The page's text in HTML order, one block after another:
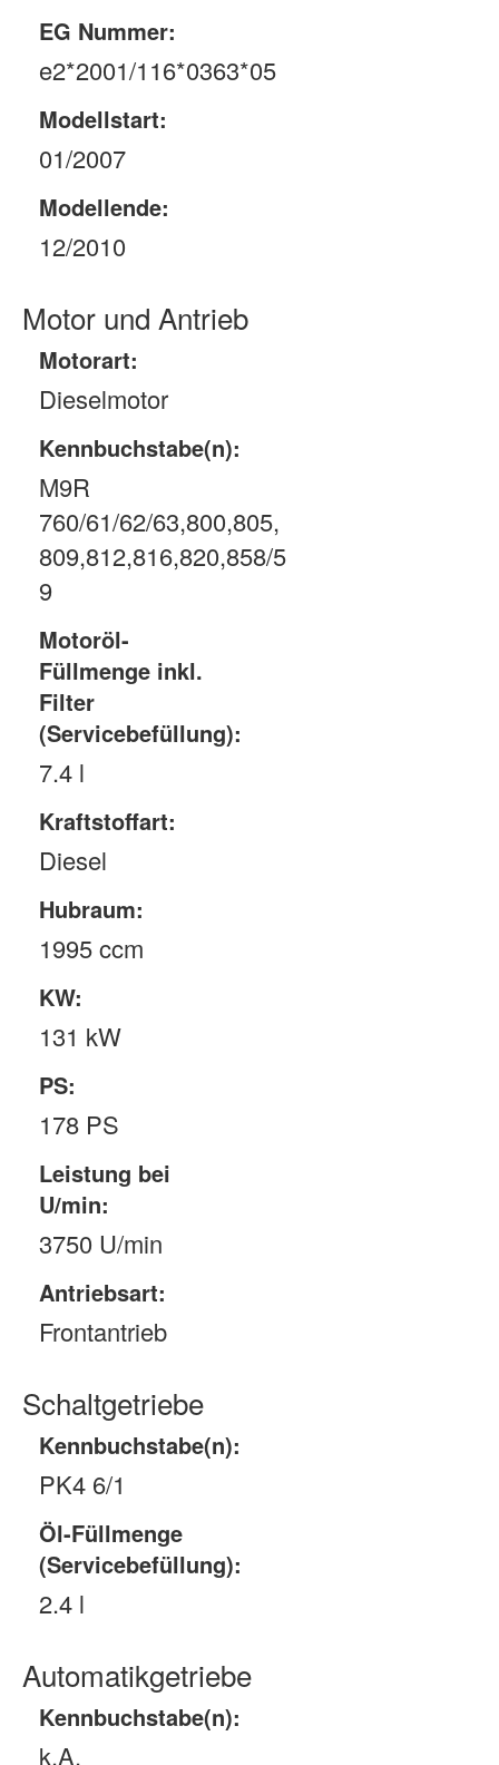
EG Nummer:
e2*2001/116*0363*05
Modellstart:
01/2007
Modellende:
12/2010
Motor und Antrieb
Motorart:
Dieselmotor
Kennbuchstabe(n):
M9R
760/61/62/63,800,805,
809,812,816,820,858/5
9
Motoröl-
Füllmenge inkl.
Filter
(Servicebefüllung):
7.4 l
Kraftstoffart:
Diesel
Hubraum:
1995 ccm
KW:
131 kW
PS:
178 PS
Leistung bei
U/min:
3750 U/min
Antriebsart:
Frontantrieb
Schaltgetriebe
Kennbuchstabe(n):
PK4 6/1
Öl-Füllmenge
(Servicebefüllung):
2.4 l
Automatikgetriebe
Kennbuchstabe(n):
k.A.